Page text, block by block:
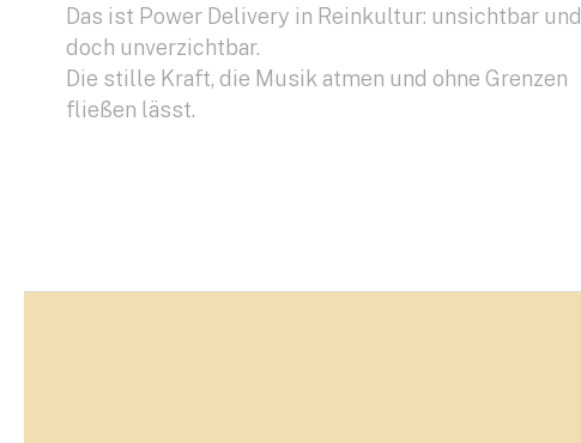
Das ist Power Delivery in Reinkultur: unsichtbar und
doch unverzichtbar.
Die stille Kraft, die Musik atmen und ohne Grenzen
fließen lässt.